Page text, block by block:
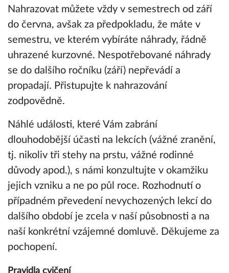
Nahrazovat můžete vždy v semestrech od září
do června, avšak za předpokladu, že máte v
semestru, ve kterém vybíráte náhrady, řádně
uhrazené kurzovné. Nespotřebované náhrady
se do dalšího ročníku (září) nepřevádí a
propadají. Přistupujte k nahrazování
zodpovědně.
Náhlé události, které Vám zabrání
dlouhodobější účasti na lekcích (vážné zranění,
tj. nikoliv tři stehy na prstu, vážné rodinné
důvody apod.), s námi konzultujte v okamžiku
jejich vzniku a ne po půl roce. Rozhodnutí o
případném převedení nevychozených lekcí do
dalšího období je zcela v naší působnosti a na
naší konkrétní vzájemné domluvě. Děkujeme za
pochopení.
Pravidla cvičení